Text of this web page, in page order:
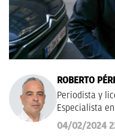
ROBERTO
Periodista y
Especialista
04/02/2024